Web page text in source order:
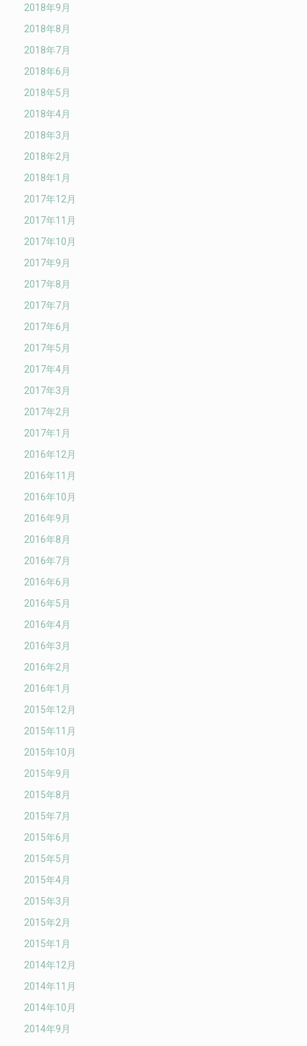
2018年9月
2018年8月
2018年7月
2018年6月
2018年5月
2018年4月
2018年3月
2018年2月
2018年1月
2017年12月
2017年11月
2017年10月
2017年9月
2017年8月
2017年7月
2017年6月
2017年5月
2017年4月
2017年3月
2017年2月
2017年1月
2016年12月
2016年11月
2016年10月
2016年9月
2016年8月
2016年7月
2016年6月
2016年5月
2016年4月
2016年3月
2016年2月
2016年1月
2015年12月
2015年11月
2015年10月
2015年9月
2015年8月
2015年7月
2015年6月
2015年5月
2015年4月
2015年3月
2015年2月
2015年1月
2014年12月
2014年11月
2014年10月
2014年9月